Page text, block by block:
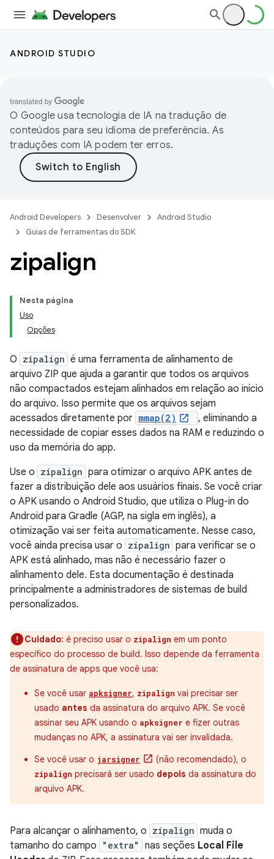
ANDROID STUDIO
O Google usa tecnologia de IA na tradução de
conteúdos para seu idioma de preferência. As
traduções com IA podem ter erros.
Android Developers Desenvolver
Android Studio
Guias de ferramentas do SDK
zipalign
Nesta página
Uso
Opções
O zipalign é uma ferramenta de alinhamento de
arquivo ZIP que ajuda a garantir que todos os arquivos
não compactados estejam alinhados em relação ao início
do arquivo. Isso permite que os arquivos sejam
acessados diretamente por mmap(2)
, eliminando a
necessidade de copiar esses dados na RAM e reduzindo o
uso da memória do app.
Use o zipalign para otimizar o arquivo APK antes de
fazer a distribuição dele aos usuários finais. Se você criar
o APK usando o Android Studio, que utiliza o Plug-in do
Android para Gradle (AGP, na sigla em inglês), a
otimização vai ser feita automaticamente. Nesse caso,
você ainda precisa usar o zipalign para verificar se o
APK está alinhado, mas não é necessário fazer o
alinhamento dele. Esta documentação é destinada
principalmente a administradores de sistemas de build
personalizados.
Cuidado: é preciso usar o zipalign em um ponto
específico do processo de build. Isso depende da ferramenta
de assinatura de apps que você usa:
Se você usar apksigner, zipalign vai precisar ser
usado antes da assinatura do arquivo APK. Se você
assinar seu APK usando o apksigner e fizer outras
mudanças no APK, a assinatura vai ser invalidada.
Se você usar o jarsigner (não recomendado), o
zipalign precisará ser usado depois da assinatura do
arquivo APK.
Para alcançar o alinhamento, o zipalign muda o
tamanho do campo
"extra" nas seções Local File